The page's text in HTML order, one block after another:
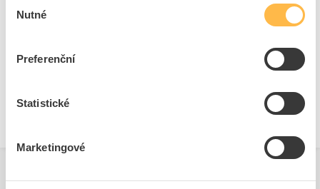
souhlasu
Nutné
Preferenční
Statistické
Marketingové